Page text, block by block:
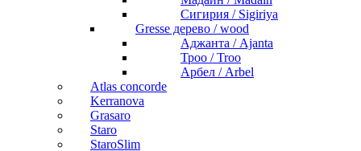
Сигирия / Sigiriya
Gresse дерево / wood
Аджанта / Ajanta
Троо / Troo
Арбел / Arbel
Atlas concorde
Kerranova
Grasaro
Staro
StaroSlim